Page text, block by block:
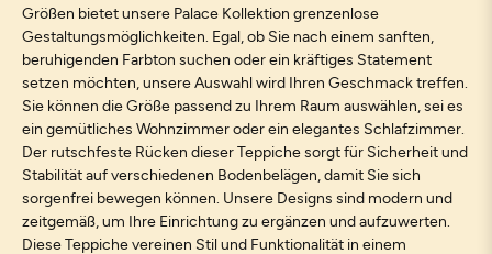
Größen bietet unsere Palace Kollektion grenzenlose
Gestaltungsmöglichkeiten. Egal, ob Sie nach einem sanften,
beruhigenden Farbton suchen oder ein kräftiges Statement
setzen möchten, unsere Auswahl wird Ihren Geschmack treffen.
Sie können die Größe passend zu Ihrem Raum auswählen, sei es
ein gemütliches Wohnzimmer oder ein elegantes Schlafzimmer.
Der rutschfeste Rücken dieser Teppiche sorgt für Sicherheit und
Stabilität auf verschiedenen Bodenbelägen, damit Sie sich
sorgenfrei bewegen können. Unsere Designs sind modern und
zeitgemäß, um Ihre Einrichtung zu ergänzen und aufzuwerten.
Diese Teppiche vereinen Stil und Funktionalität in einem